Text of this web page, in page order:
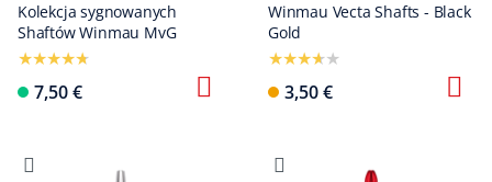
Kolekcja sygnowanych
Shaftów Winmau MvG
7,50 €
Winmau Vecta Shafts - Black
Gold
3,50 €